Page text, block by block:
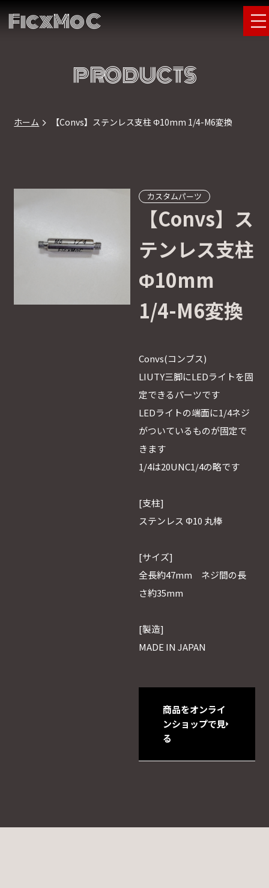
FicxMoC
PRODUCTS
ホーム 【Convs】ステンレス支柱 Φ10mm 1/4-M6変換
カスタムパーツ
【Convs】ス
テンレス支柱
Φ10mm
1/4-M6変換
Convs(コンブス)
LIUTY三脚にLEDライトを固
定できるパーツです
LEDライトの端面に1/4ネジ
がついているものが固定で
きます
1/4は20UNC1/4の略です
[支柱]
ステンレス Φ10 丸棒
[サイズ]
全長約47mm ネジ間の長
さ約35mm
[製造]
MADE IN JAPAN
商品をオンライ
ンショップで見
る